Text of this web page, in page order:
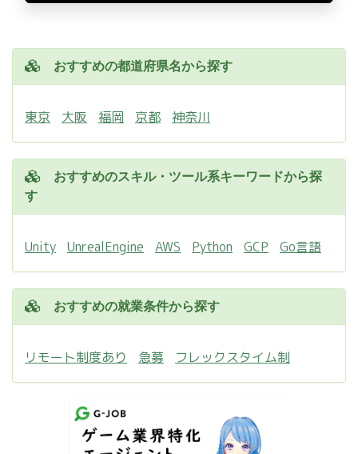
おすすめの都道府県名から探す
東京 大阪 福岡 京都 神奈川
おすすめのスキル・ツール系キーワードから探
す
Unity UnrealEngine AWS Python GCP Go言語
おすすめの就業条件から探す
リモート制度あり 急募 フレックスタイム制